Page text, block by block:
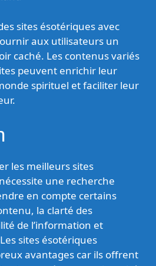
sites ésotériques avec
aux utilisateurs un
caché. Les contenus variés
peuvent enrichir leur
spirituel et faciliter leur
les meilleurs sites
une recherche
en compte certains
la clarté des
de l’information et
sites ésotériques
avantages car ils offrent